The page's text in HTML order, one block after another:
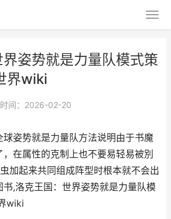
姿势就是力量队模式策
界wiki
间：2026-02-20
姿势就是力量队方法说明由于书魔
在属性的克制上也不要易轻易被別
加起来共同组成阵型时根本就不会出
,洛克王国：世界姿势就是力量队模
wiki